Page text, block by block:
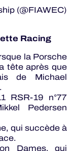
(@FIAWEC)
Racing
la Porsche
tête après que
de Michael
RSR-19 n°77
Pedersen
qui succède à
Dames, qui